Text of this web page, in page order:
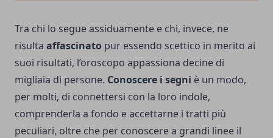
Tra chi lo segue assiduamente e chi, invece, ne
risulta affascinato pur essendo scettico in merito ai
suoi risultati, l’oroscopo appassiona decine di
migliaia di persone. Conoscere i segni è un modo,
per molti, di connettersi con la loro indole,
comprenderla a fondo e accettarne i tratti più
peculiari, oltre che per conoscere a grandi linee il